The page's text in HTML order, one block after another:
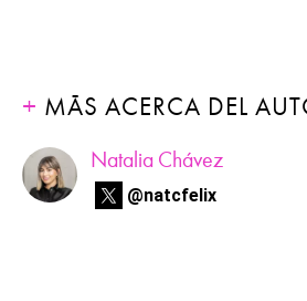
MÁS ACERCA DEL
Natalia Chávez
@natcfelix